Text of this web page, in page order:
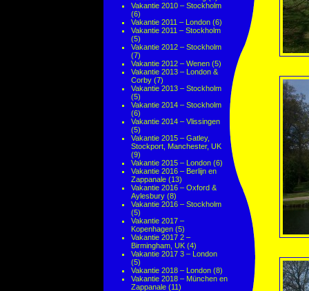
Vakantie 2010 – Stockholm
(6)
Vakantie 2011 – London (6)
Vakantie 2011 – Stockholm
(5)
Vakantie 2012 – Stockholm
(7)
Vakantie 2012 – Wenen (5)
Vakantie 2013 – London &
Corby (7)
Vakantie 2013 – Stockholm
(5)
Vakantie 2014 – Stockholm
(6)
Vakantie 2014 – Vlissingen
(5)
Vakantie 2015 – Gatley,
Stockport, Manchester, UK
(9)
Vakantie 2015 – London (6)
Vakantie 2016 – Berlijn en
Zappanale (13)
Vakantie 2016 – Oxford &
Aylesbury (8)
Vakantie 2016 – Stockholm
(5)
Vakantie 2017 –
Kopenhagen (5)
Vakantie 2017 2 –
Birmingham, UK (4)
Vakantie 2017 3 – London
(5)
Vakantie 2018 – London (8)
Vakantie 2018 – München en
Zappanale (11)